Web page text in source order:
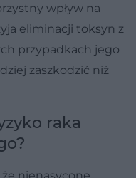
wpływ na
eliminacji toksyn z
przypadkach jego
zaszkodzić niż
raka
nienasycone